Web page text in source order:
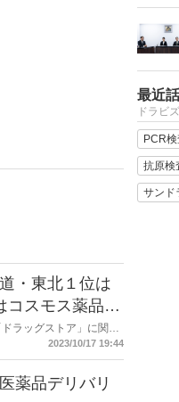
・東北１位は
コスモス薬品／
ラッグストア」に関す
位「マツモトキヨシ」、
2023/10/17 19:44
薬品デリバリ
最近
ドラビ
PCR
抗原検
サンド